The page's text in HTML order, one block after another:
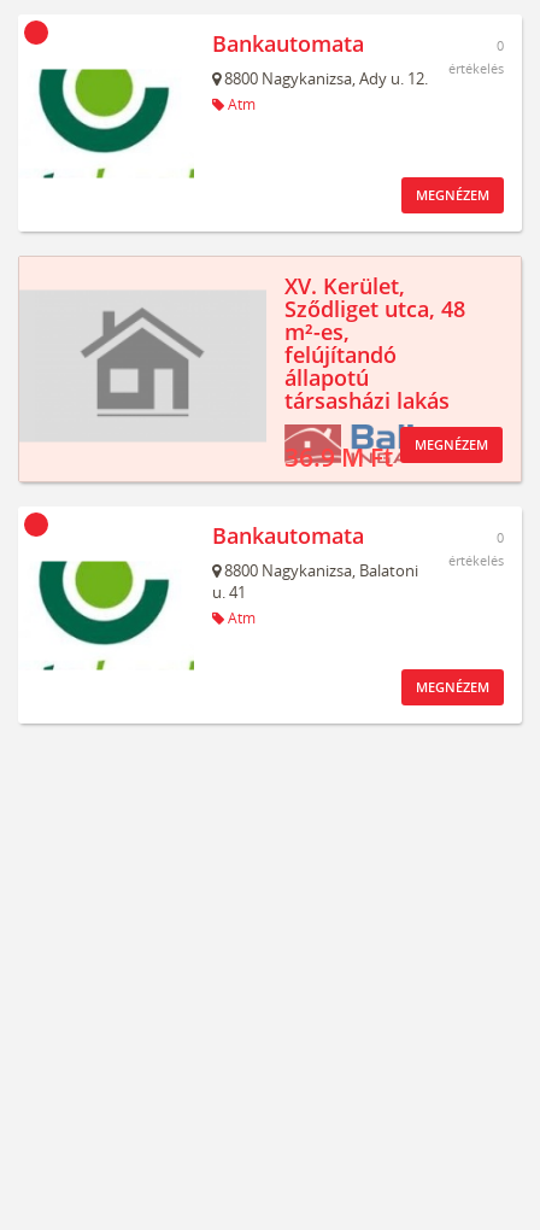
Bankautomata
8800 Nagykanizsa,Ady u. 12.
Atm
0
értékelés
MEGNÉZEM
XV. Kerület,
Sződliget utca, 48
m²-es,
felújítandó
állapotú
társasházi lakás
36.9 M Ft MEGNÉZEM
Bankautomata
8800 Nagykanizsa, Balatoni
u. 41
Atm
0
értékelés
MEGNÉZEM